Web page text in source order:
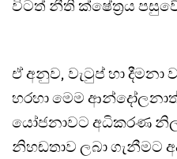
විටත් නීති ක්ෂේත්‍රය
ඒ අනුව, වැටුප් හා
හරහා මෙම
යෝජනාවට අධිකරණ
නිහඬතාව ලබා ගැනීමට